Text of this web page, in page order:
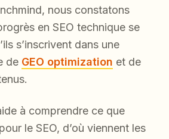
nous constatons
en SEO technique se
s’inscrivent dans une
de GEO optimization et de
à comprendre ce que
le SEO, d’où viennent les